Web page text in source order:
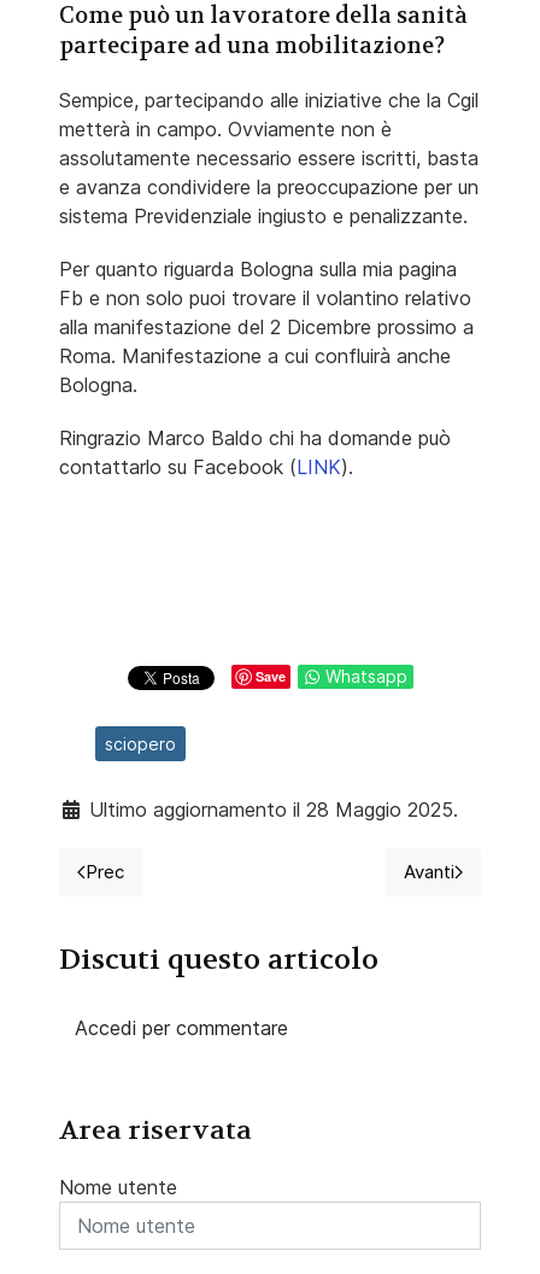
Come può un lavoratore della sanità
partecipare ad una mobilitazione?
Sempice, partecipando alle iniziative che la Cgil
metterà in campo. Ovviamente non è
assolutamente necessario essere iscritti, basta
e avanza condividere la preoccupazione per un
sistema Previdenziale ingiusto e penalizzante.
Per quanto riguarda Bologna sulla mia pagina
Fb e non solo puoi trovare il volantino relativo
alla manifestazione del 2 Dicembre prossimo a
Roma. Manifestazione a cui confluirà anche
Bologna.
Ringrazio Marco Baldo chi ha domande può
contattarlo su Facebook (LINK).
Save Whatsapp
sciopero
Ultimo aggiornamento il 28 Maggio 2025.
Articolo precedente: Nominata Mastrobuono,
Prec Articolo
Avanti
Discuti questo articolo
Accedi per commentare
Area riservata
Nome utente